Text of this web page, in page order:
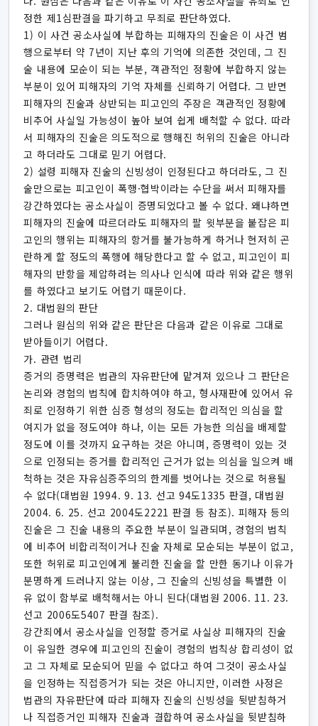
정한 제1심판결을 파기하고 무죄로 판단하였다.
1) 이 사건 공소사실에 부합하는 피해자의 진술은 이 사건 범
행으로부터 약 7년이 지난 후의 기억에 의존한 것인데, 그 진
술 내용에 모순이 되는 부분, 객관적인 정황에 부합하지 않는
부분이 있어 피해자의 기억 자체를 신뢰하기 어렵다. 그 반면
피해자의 진술과 상반되는 피고인의 주장은 객관적인 정황에
비추어 사실일 가능성이 높아 보여 쉽게 배척할 수 없다. 따라
서 피해자의 진술은 의도적으로 행해진 허위의 진술은 아니라
고 하더라도 그대로 믿기 어렵다.
2) 설령 피해자 진술의 신빙성이 인정된다고 하더라도, 그 진
술만으로는 피고인이 폭행·협박이라는 수단을 써서 피해자를
강간하였다는 공소사실이 증명되었다고 볼 수 없다. 왜냐하면
피해자의 진술에 따르더라도 피해자의 팔 윗부분을 붙잡은 피
고인의 행위는 피해자의 항거를 불가능하게 하거나 현저히 곤
란하게 할 정도의 폭행에 해당한다고 할 수 없고, 피고인이 피
해자의 반항을 제압하려는 의사나 인식에 따라 위와 같은 행위
를 하였다고 보기도 어렵기 때문이다.
2. 대법원의 판단
그러나 원심의 위와 같은 판단은 다음과 같은 이유로 그대로
받아들이기 어렵다.
가. 관련 법리
증거의 증명력은 법관의 자유판단에 맡겨져 있으나 그 판단은
논리와 경험의 법칙에 합치하여야 하고, 형사재판에 있어서 유
죄로 인정하기 위한 심증 형성의 정도는 합리적인 의심을 할
여지가 없을 정도여야 하나, 이는 모든 가능한 의심을 배제할
정도에 이를 것까지 요구하는 것은 아니며, 증명력이 있는 것
으로 인정되는 증거를 합리적인 근거가 없는 의심을 일으켜 배
척하는 것은 자유심증주의의 한계를 벗어나는 것으로 허용될
수 없다(대법원 1994. 9. 13. 선고 94도1335 판결, 대법원
2004. 6. 25. 선고 2004도2221 판결 등 참조). 피해자 등의
진술은 그 진술 내용의 주요한 부분이 일관되며, 경험의 법칙
에 비추어 비합리적이거나 진술 자체로 모순되는 부분이 없고,
또한 허위로 피고인에게 불리한 진술을 할 만한 동기나 이유가
분명하게 드러나지 않는 이상, 그 진술의 신빙성을 특별한 이
유 없이 함부로 배척해서는 아니 된다(대법원 2006. 11. 23.
선고 2006도5407 판결 참조).
강간죄에서 공소사실을 인정할 증거로 사실상 피해자의 진술
이 유일한 경우에 피고인의 진술이 경험의 법칙상 합리성이 없
고 그 자체로 모순되어 믿을 수 없다고 하여 그것이 공소사실
을 인정하는 직접증거가 되는 것은 아니지만, 이러한 사정은
법관의 자유판단에 따라 피해자 진술의 신빙성을 뒷받침하거
나 직접증거인 피해자 진술과 결합하여 공소사실을 뒷받침하